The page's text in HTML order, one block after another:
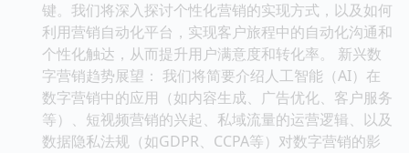
键。我们将深入探讨个性化营销的实现方式，以及如何
利用营销自动化平台，实现客户旅程中的自动化沟通和
个性化触达，从而提升用户满意度和转化率。 新兴数
字营销趋势展望： 我们将简要介绍人工智能（AI）在
数字营销中的应用（如内容生成、广告优化、客户服务
等）、短视频营销的兴起、私域流量的运营逻辑、以及
数据隐私法规（如GDPR、CCPA等）对数字营销的影